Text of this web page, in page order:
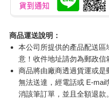
商品運送說明：
本公司所提供的產品配送
意！收件地址請勿為郵政信
商品將由廠商透過貨運或
無法送達，經電話或 E-
消該筆訂單，並且全額退款。